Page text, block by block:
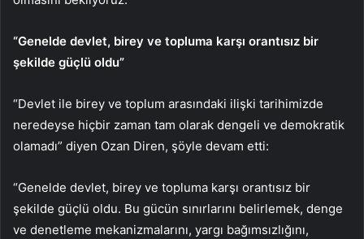
“Genelde devlet, birey ve topluma karşı orantısız bir
şekilde güçlü oldu”
“Devlet ile birey ve toplum arasındaki ilişki tarihimizde
neredeyse hiçbir zaman tam olarak dengeli ve demokratik
olamadı” diyen Ozan Diren, şöyle devam etti:
“Genelde devlet, birey ve topluma karşı orantısız bir
şekilde güçlü oldu. Bu gücün sınırlarını belirlemek, denge
ve denetleme mekanizmalarını, yargı bağımsızlığını,